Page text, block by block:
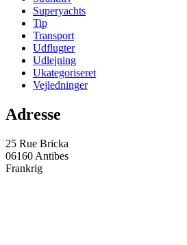
Superyachts
Tip
Transport
Udflugter
Udlejning
Ukategoriseret
Vejledninger
Adresse
25 Rue Bricka
06160 Antibes
Frankrig